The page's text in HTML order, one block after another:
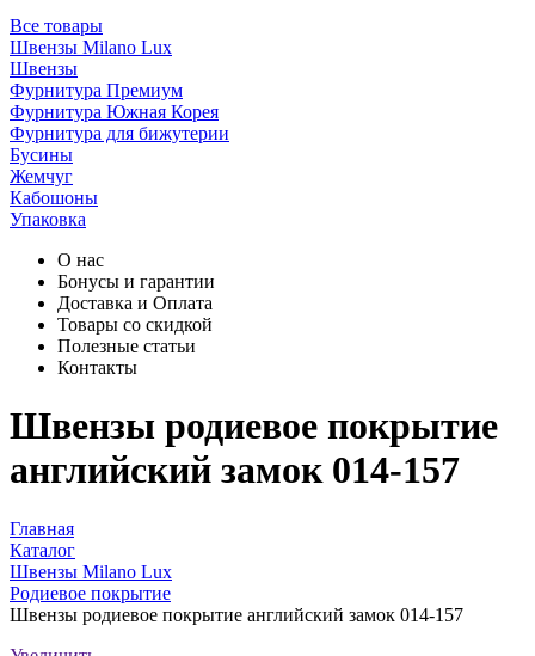
Все товары
Швензы Milano Lux
Швензы
Фурнитура Премиум
Фурнитура Южная Корея
Фурнитура для бижутерии
Бусины
Жемчуг
Кабошоны
Упаковка
О нас
Бонусы и гарантии
Доставка и Оплата
Товары со скидкой
Полезные статьи
Контакты
Швензы родиевое покрытие
английский замок 014-157
Главная
Каталог
Швензы Milano Lux
Родиевое покрытие
Швензы родиевое покрытие английский замок 014-157